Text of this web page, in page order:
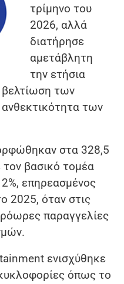
τρίμηνο του
2026, αλλά
διατήρησε
αμετάβλητη
την ετήσια
βελτίωση των
των
στα 328,5
βασικό τομέα
επηρεασμένος
2025, όταν στις
παραγγελίες
ενισχύθηκε
όπως το